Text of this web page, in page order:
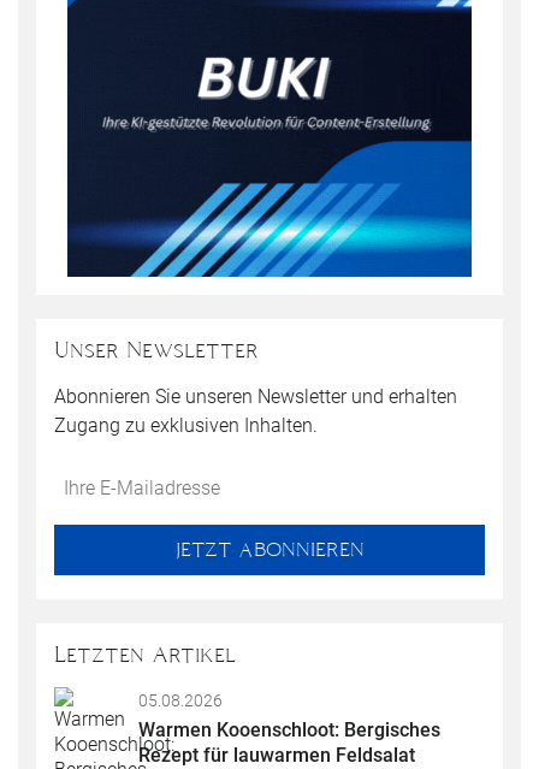
Unser Newsletter
Abonnieren Sie unseren Newsletter und erhalten
Zugang zu exklusiven Inhalten.
Do
*Ihre
JETZT ABONNIEREN
Letzten Artikel
05.08.2026
Warmen Kooenschloot: Bergisches
Rezept für lauwarmen Feldsalat